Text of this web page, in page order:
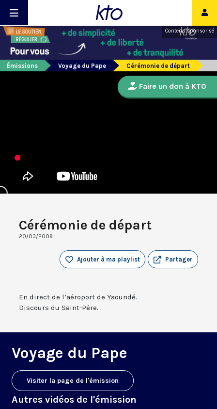
Contenu sponsorisé
Émissions Voyage du Pape Cérémonie de départ
Cérémonie de départ
20/03/2009
Partager
Ajouter à ma playlist
En direct de l’aéroport de Yaoundé.
Discours du Saint-Père.
Voyage du Pape
Visiter la page de l'émission
Autres vidéos de l'émission
Faire un don à KTO